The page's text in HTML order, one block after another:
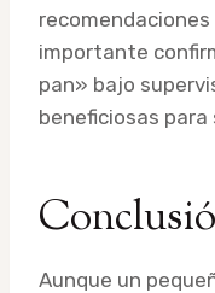
importante
pan» bajo
beneficiosas para
Aunque un